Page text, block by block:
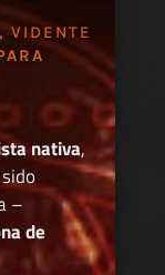
VIDENTE
nativa,
–
de